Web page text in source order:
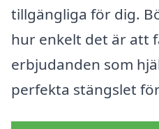
tillgängliga för dig.
hur enkelt det är att
erbjudanden som
perfekta stängslet